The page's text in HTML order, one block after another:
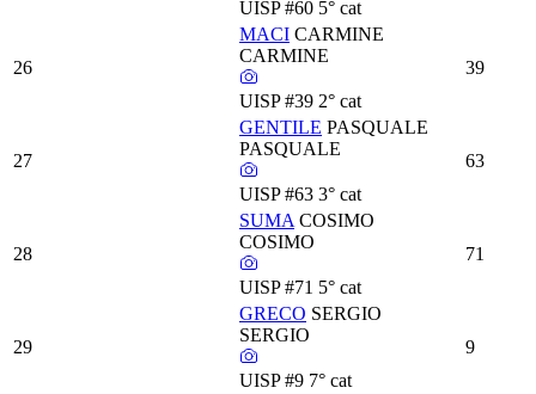
UISP #60 5° cat
26
MACI CARMINE
CARMINE
UISP #39 2° cat
39
27
GENTILE PASQUALE
PASQUALE
UISP #63 3° cat
63
28
SUMA COSIMO
COSIMO
UISP #71 5° cat
71
29
GRECO SERGIO
SERGIO
UISP #9 7° cat
9